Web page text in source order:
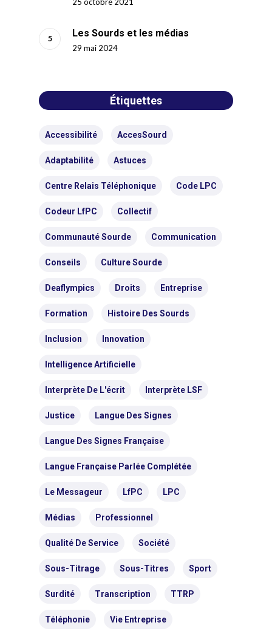
Les Sourds et les médias
29 mai 2024
Étiquettes
Accessibilité AccesSourd
Adaptabilité Astuces
Centre Relais Téléphonique Code LPC
Codeur LfPC Collectif
Communauté Sourde Communication
Conseils Culture Sourde
Deaflympics Droits Entreprise
Formation Histoire Des Sourds
Inclusion Innovation
Intelligence Artificielle
Interprète De L'écrit Interprète LSF
Justice Langue Des Signes
Langue Des Signes Française
Langue Française Parlée Complétée
Le Messageur LfPC LPC
Médias Professionnel
Qualité De Service Société
Sous-Titrage Sous-Titres Sport
Surdité Transcription TTRP
Téléphonie Vie Entreprise